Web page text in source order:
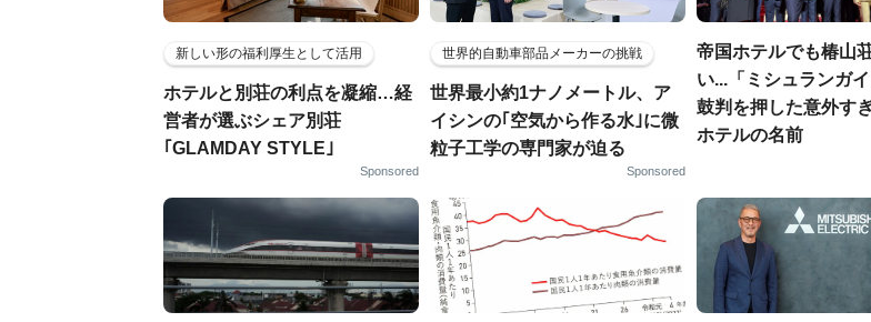
新しい形の福利厚生として活用
ホテルと別荘の利点を凝縮…経
営者が選ぶシェア別荘
｢GLAMDAY STYLE｣
Sponsored
世界的自動車部品メーカーの挑戦
世界最小約1ナノメートル、ア
イシンの｢空気から作る水｣に微
粒子工学の専門家が迫る
Sponsored
帝国ホテルでも椿山
い...「ミシュランガ
鼓判を押した意外す
ホテルの名前